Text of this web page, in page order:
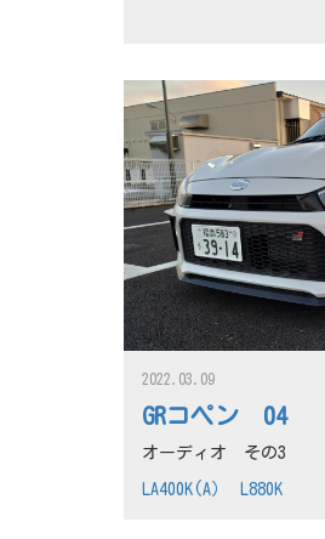
GRコペン 04
2022.03.09
オーディオ その3
LA400K(A） L880K